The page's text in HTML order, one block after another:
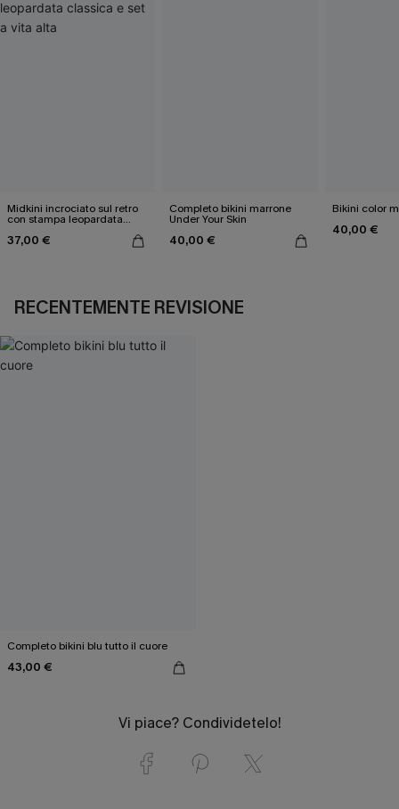
Midkini incrociato sul retro
con stampa leopardata
37,00 €
Completo bikini marrone
Under Your Skin
40,00 €
Bikini color
40,00 €
RECENTEMENTE REVISIONE
Completo bikini blu tutto il cuore
43,00 €
Vi piace? Condividetelo!